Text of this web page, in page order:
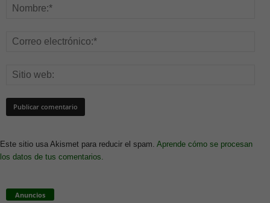
Este sitio usa Akismet para reducir el spam. Aprende cómo se procesan
los datos de tus comentarios.
Anuncios